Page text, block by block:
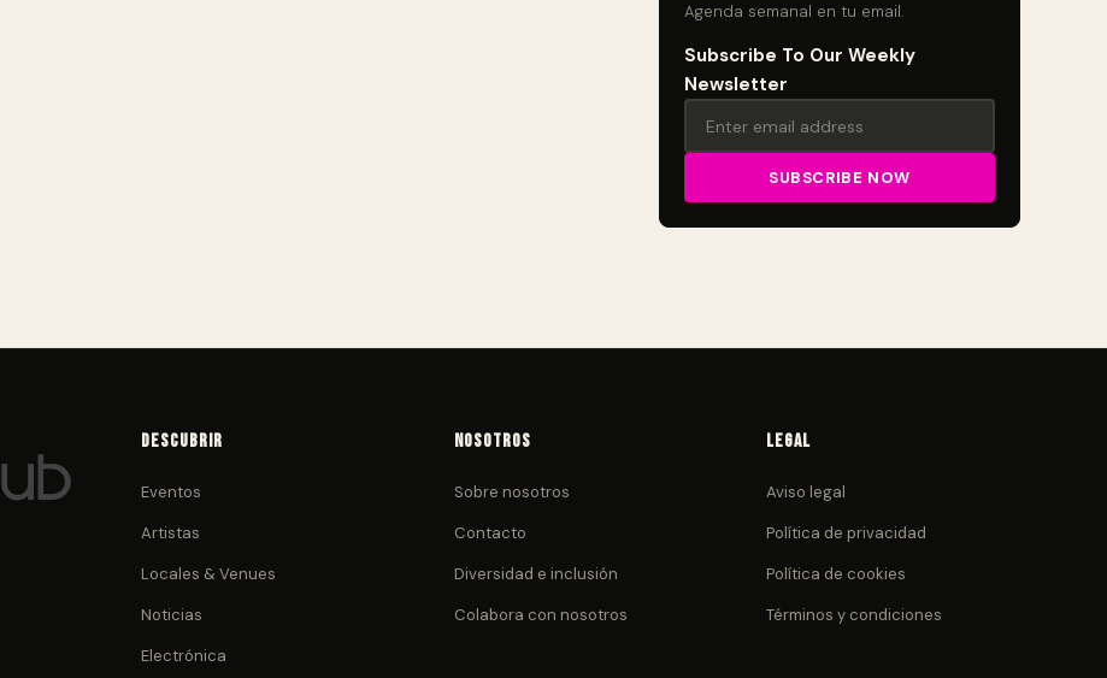
Agenda semanal en tu email.
Subscribe To Our Weekly
Newsletter
Descubrir
Eventos
Artistas
Locales & Venues
Noticias
Electrónica
Nosotros
Sobre nosotros
Contacto
Diversidad e inclusión
Colabora con nosotros
Legal
Aviso legal
Política de privacidad
Política de cookies
Términos y condiciones